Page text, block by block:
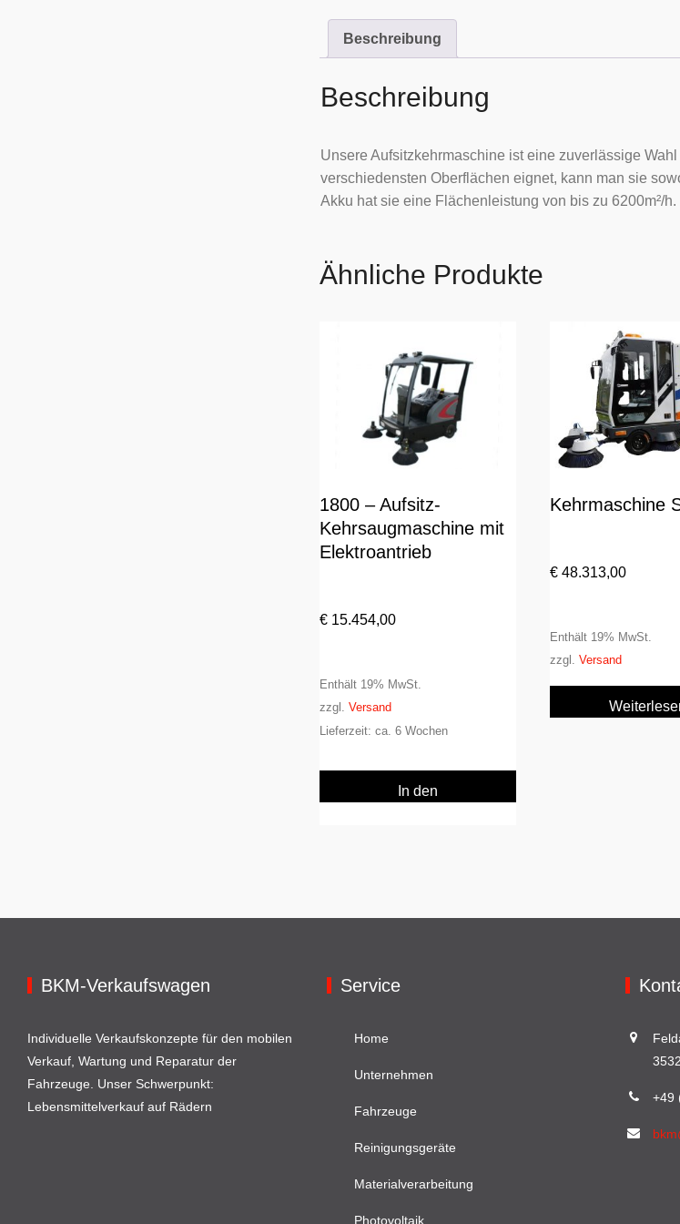
Beschreibung
Beschreibung
Unsere Aufsitzkehrmaschine ist eine zuverlässige
verschiedensten Oberflächen eignet, kann man sie
Akku hat sie eine Flächenleistung von bis zu 6200m²/h.
Ähnliche Produkte
1800 – Aufsitz-
Kehrsaugmaschine mit
Elektroantrieb
€ 15.454,00
Enthält 19% MwSt.
zzgl. Versand
Lieferzeit: ca. 6 Wochen
In den
Kehrmaschine
€48.313,00
Enthält 19% MwSt.
zzgl. Versand
BKM-Verkaufswagen
Individuelle Verkaufskonzepte für den mobilen
Verkauf, Wartung und Reparatur der
Fahrzeuge. Unser Schwerpunkt:
Lebensmittelverkauf auf Rädern
Service
Home
Unternehmen
Fahrzeuge
Reinigungsgeräte
Materialverarbeitung
Photovoltaik
+49